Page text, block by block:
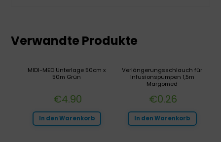
Verwandte Produkte
Verlängerungsschlauch für
Infusionspumpen 1,5m
Margomed
€0.26
In den Warenkorb
MIDI-MED Unterlage 50cm x
50m Grün
€4.90
In den Warenkorb